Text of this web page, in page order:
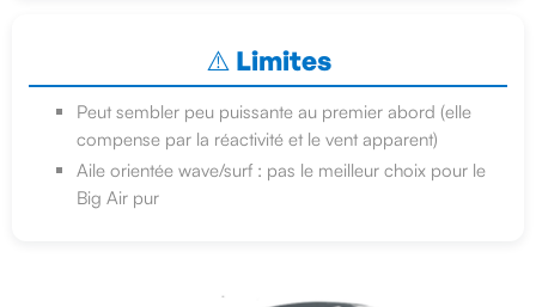
⚠️ Limites
Peut sembler peu puissante au premier abord (elle
compense par la réactivité et le vent apparent)
Aile orientée wave/surf : pas le meilleur choix pour le
Big Air pur